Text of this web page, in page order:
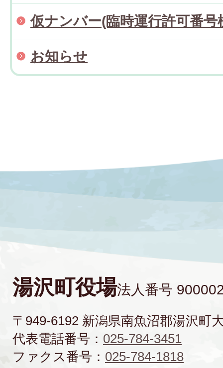
仮ナンバー(臨時運行許可番号
お知らせ
湯沢町役場法人番号
〒949-6192 新潟県南魚沼郡湯沢町
代表電話番号： 025-784-3451
ファクス番号： 025-784-1818